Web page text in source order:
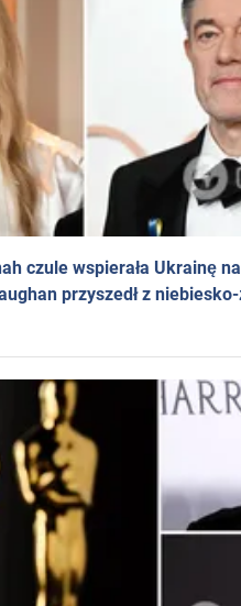
czule wspierała Ukrainę
przyszedł z